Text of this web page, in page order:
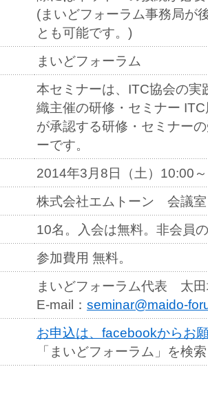
(まいどフォーラム事務局が
とも可能です。)
まいどフォーラム
本セミナーは、ITC協会の実
織主催の研修・セミナー
が承認する研修・セミナー
ーです。
2014年3月8日（土）10:00
株式会社エムトーン 会議
10名。入会は無料。非会員
参加費用 無料。
まいどフォーラム代表 太
E-mail： seminar@maido-
お申込は、facebookからお
「まいどフォーラム」を検